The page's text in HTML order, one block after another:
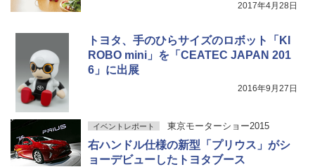
2017年4月28日
トヨタ、手のひらサイズのロボット「KI
ROBO mini」を「CEATEC JAPAN 201
6」に出展
2016年9月27日
イベントレポート 東京モーターショー2015
右ハンドル仕様の新型「プリウス」がシ
ョーデビューしたトヨタブース